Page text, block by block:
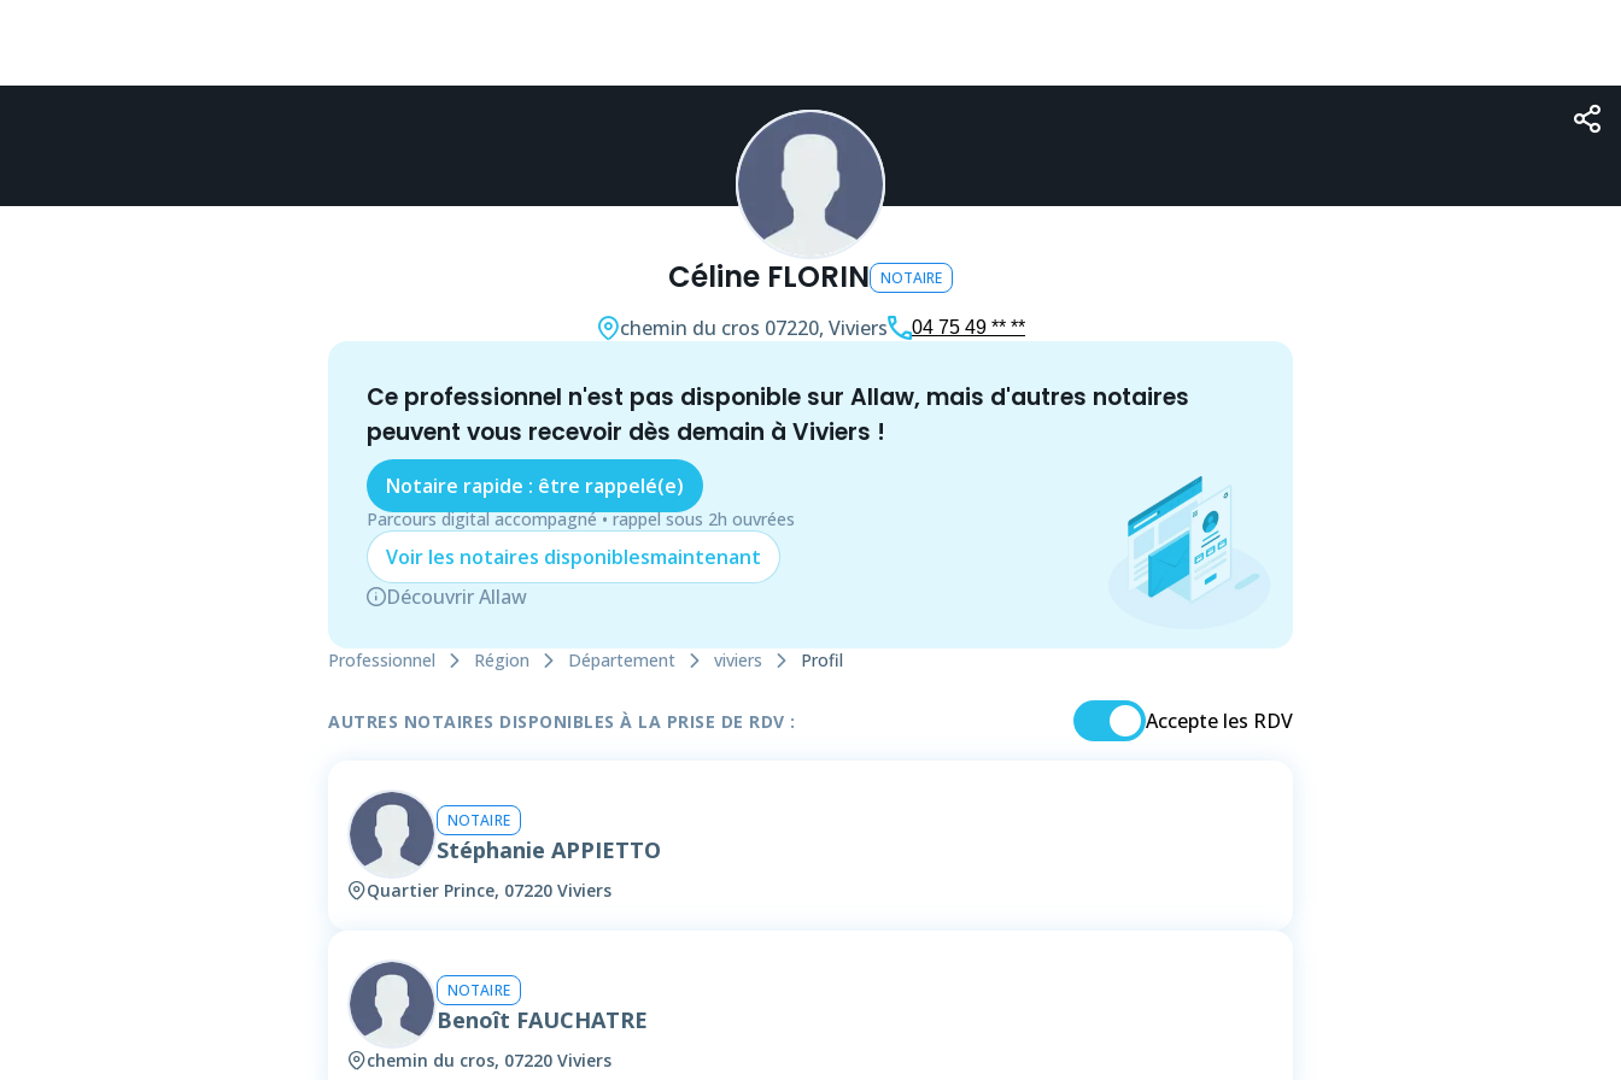
Céline FLORIN NOTAIRE
chemin du cros 07220, Viviers 04 75 49 ** **
Ce professionnel n'est pas disponible sur Allaw, mais d'autres notaires
peuvent vous recevoir dès demain à Viviers !
Notaire rapide : être rappelé(e)
Parcours digital accompagné • rappel sous 2h ouvrées
Voir les notaires disponiblesmaintenant
Découvrir Allaw
Professionnel Région Département viviers Profil
AUTRES NOTAIRES DISPONIBLES À LA PRISE DE RDV : Accepte les RDV
NOTAIRE
Stéphanie APPIETTO
Quartier Prince, 07220 Viviers
NOTAIRE
Benoît FAUCHATRE
chemin du cros, 07220 Viviers